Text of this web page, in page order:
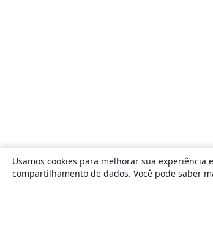
Usamos cookies para melhorar sua
compartilhamento de dados. Você pode saber